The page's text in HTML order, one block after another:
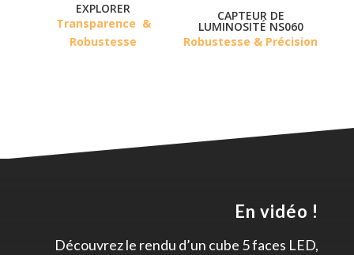
EXPLORER
Transparence &
Robustesse
CAPTEUR DE
LUMINOSITÉ NS060
Robustesse & Précision
En vidéo !
Découvrez le rendu d’un cube 5 faces LED,